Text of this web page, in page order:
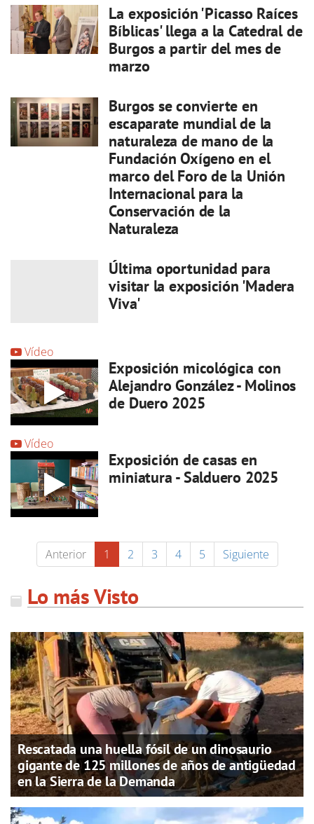
La exposición 'Picasso Raíces
Bíblicas' llega a la Catedral de
Burgos a partir del mes de
marzo
Burgos se convierte en
escaparate mundial de la
naturaleza de mano de la
Fundación Oxígeno en el
marco del Foro de la Unión
Internacional para la
Conservación de la
Naturaleza
Última oportunidad para
visitar la exposición 'Madera
Viva'
Vídeo
Exposición micológica con
Alejandro González - Molinos
de Duero 2025
Vídeo
Exposición de casas en
miniatura - Salduero 2025
Anterior 1 2 3 4 5 Siguiente
Lo más Visto
Rescatada una huella fósil de un dinosaurio
gigante de 125 millones de años de antigüedad
en la Sierra de la Demanda